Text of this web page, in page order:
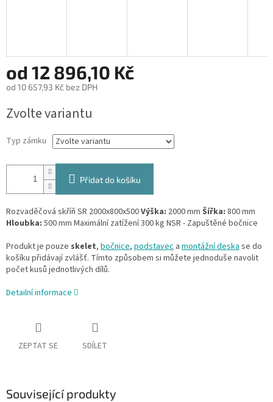
od 12 896,10 Kč
od 10 657,93 Kč bez DPH
cena:
Zvolte variantu
Typ zámku
Přidat do košíku
Rozvaděčová skříň SR 2000x800x500Výška: 2000 mm Šířka: 800 mm
Hloubka: 500 mm Maximální zatížení 300 kg NSR - Zapuštěné bočnice
Produkt je pouze skelet, bočnice, podstavec a montážní deskase do
košíku přidávají zvlášť. Tímto způsobem si můžete jednoduše navolit
počet kusů jednotlivých dílů.
Detailní informace
ZEPTAT SE SDÍLET
Související produkty